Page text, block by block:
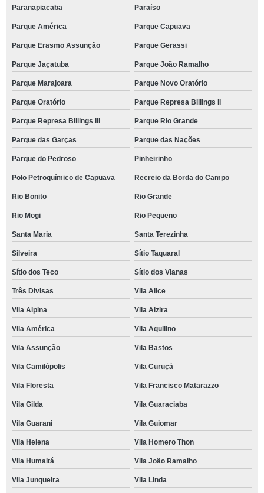
Paranapiacaba Paraíso
Parque América Parque Capuava
Parque Erasmo Assunção Parque Gerassi
Parque Jaçatuba Parque João Ramalho
Parque Marajoara Parque Novo Oratório
Parque Oratório Parque Represa Billings II
Parque Represa Billings III Parque Rio Grande
Parque das Garças Parque das Nações
Parque do Pedroso Pinheirinho
Polo Petroquímico de Capuava Recreio da Borda do Campo
Rio Bonito Rio Grande
Rio Mogi Rio Pequeno
Santa Maria Santa Terezinha
Silveira Sítio Taquaral
Sítio dos Teco Sítio dos Vianas
Três Divisas Vila Alice
Vila Alpina Vila Alzira
Vila América Vila Aquilino
Vila Assunção Vila Bastos
Vila Camilópolis Vila Curuçá
Vila Floresta Vila Francisco Matarazzo
Vila Gilda Vila Guaraciaba
Vila Guarani Vila Guiomar
Vila Helena Vila Homero Thon
Vila Humaitá Vila João Ramalho
Vila Junqueira Vila Linda